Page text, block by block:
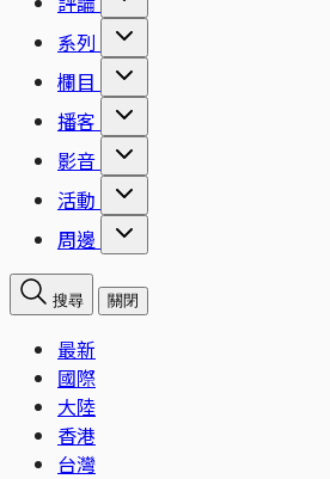
系列
欄目
播客
影音
活動
周邊
搜尋 關閉
最新
國際
大陸
香港
台灣